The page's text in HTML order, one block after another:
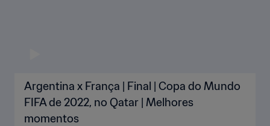
Argentina x França | Final | Copa do Mundo
FIFA de 2022, no Qatar | Melhores
momentos